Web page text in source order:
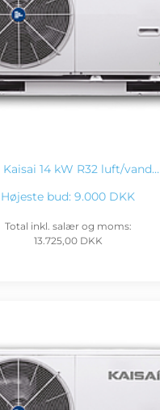
Kaisai 14 kW R32 luft/vand…
Højeste bud: 9.000 DKK
Total inkl. salær og moms:
13.725,00 DKK